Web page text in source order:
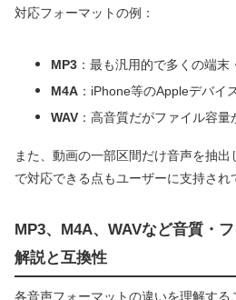
対応フォーマットの例：
MP3 ：最も汎用的で多くの端
M4A ：iPhone等のAppleデバイ
WAV ：高音質だがファイル容量
また、動画の一部区間だけ音声を抽
で対応できる点もユーザーに支持され
MP3、M4A、WAVなど音質・
解説と互換性
各音声フォーマットの違いを理解す